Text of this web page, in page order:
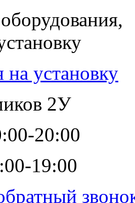
на установку
2У
20:00
19:00